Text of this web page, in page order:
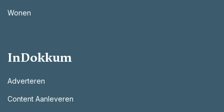
Wonen
InDokkum
Adverteren
Content Aanleveren